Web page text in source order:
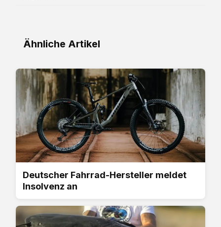
Ähnliche Artikel
Deutscher Fahrrad-Hersteller meldet
Insolvenz an